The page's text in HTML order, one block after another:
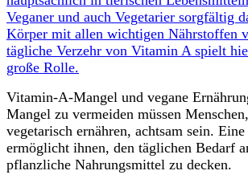
Vitamin-A-Mangel und vegane
Mangel zu vermeiden müssen
vegetarisch ernähren, achtsam sein.
ermöglicht ihnen, den täglichen Bedarf
pflanzliche Nahrungsmittel zu decken.